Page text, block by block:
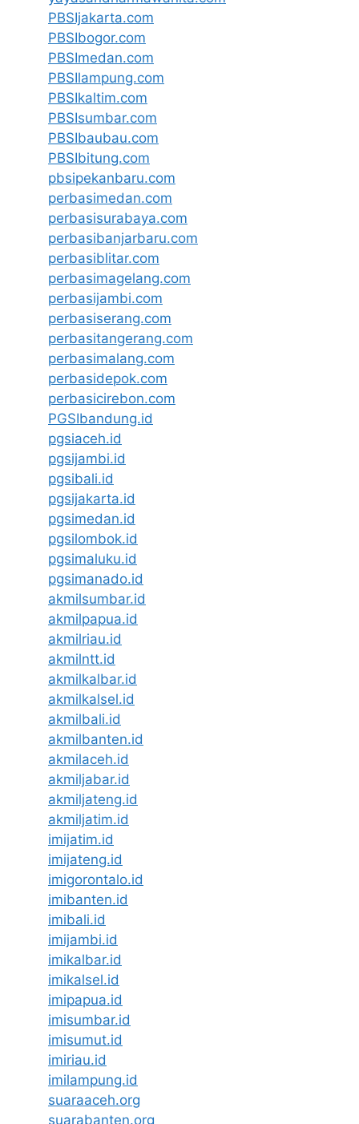
PBSIjakarta.com
PBSIbogor.com
PBSImedan.com
PBSIlampung.com
PBSIkaltim.com
PBSIsumbar.com
PBSIbaubau.com
PBSIbitung.com
pbsipekanbaru.com
perbasimedan.com
perbasisurabaya.com
perbasibanjarbaru.com
perbasiblitar.com
perbasimagelang.com
perbasijambi.com
perbasiserang.com
perbasitangerang.com
perbasimalang.com
perbasidepok.com
perbasicirebon.com
PGSIbandung.id
pgsiaceh.id
pgsijambi.id
pgsibali.id
pgsijakarta.id
pgsimedan.id
pgsilombok.id
pgsimaluku.id
pgsimanado.id
akmilsumbar.id
akmilpapua.id
akmilriau.id
akmilntt.id
akmilkalbar.id
akmilkalsel.id
akmilbali.id
akmilbanten.id
akmilaceh.id
akmiljabar.id
akmiljateng.id
akmiljatim.id
imijatim.id
imijateng.id
imigorontalo.id
imibanten.id
imibali.id
imijambi.id
imikalbar.id
imikalsel.id
imipapua.id
imisumbar.id
imisumut.id
imiriau.id
imilampung.id
suaraaceh.org
suarabanten.org